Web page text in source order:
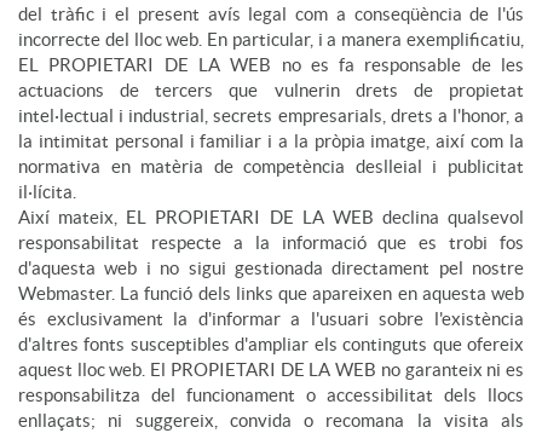
del tràfic i el present avís legal com a conseqüència de l'ús
incorrecte del lloc web. En particular, i a manera exemplificatiu,
EL PROPIETARI DE LA WEB no es fa responsable de les
actuacions de tercers que vulnerin drets de propietat
intel·lectual i industrial, secrets empresarials, drets a l'honor, a
la intimitat personal i familiar i a la pròpia imatge, així com la
normativa en matèria de competència deslleial i publicitat
il·lícita.
Així mateix, EL PROPIETARI DE LA WEB declina qualsevol
responsabilitat respecte a la informació que es trobi fos
d'aquesta web i no sigui gestionada directament pel nostre
Webmaster. La funció dels links que apareixen en aquesta web
és exclusivament la d'informar a l'usuari sobre l'existència
d'altres fonts susceptibles d'ampliar els continguts que ofereix
aquest lloc web. El PROPIETARI DE LA WEB no garanteix ni es
responsabilitza del funcionament o accessibilitat dels llocs
enllaçats; ni suggereix, convida o recomana la visita als